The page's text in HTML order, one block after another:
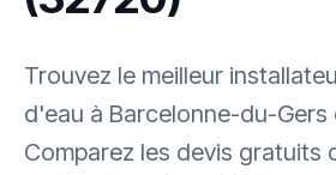
Trouvez le meilleur
d'eau à Barcelonne-du-Gers
Comparez les devis gratuits